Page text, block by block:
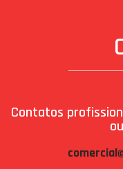
Contatos